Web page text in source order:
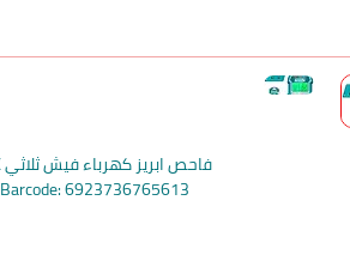
فاحص ابريز كهرباء فيش ثلاثي MK
Barcode: 6923736765613